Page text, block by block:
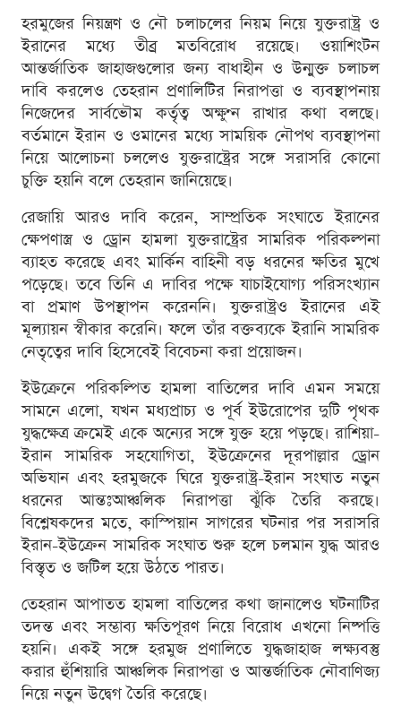
হরমুজের নিয়ন্ত্রণ ও নৌ চলাচলের নিয়ম নিয়ে যুক্তরাষ্ট্র ও
ইরানের মধ্যে তীব্র মতবিরোধ রয়েছে। ওয়াশিংটন
আন্তর্জাতিক জাহাজগুলোর জন্য বাধাহীন ও উন্মুক্ত চলাচল
দাবি করলেও তেহরান প্রণালিটির নিরাপত্তা ও ব্যবস্থাপনায়
নিজেদের সার্বভৌম কর্তৃত্ব অক্ষুণ্ন রাখার কথা বলছে।
বর্তমানে ইরান ও ওমানের মধ্যে সাময়িক নৌপথ ব্যবস্থাপনা
নিয়ে আলোচনা চললেও যুক্তরাষ্ট্রের সঙ্গে সরাসরি কোনো
চুক্তি হয়নি বলে তেহরান জানিয়েছে।
রেজায়ি আরও দাবি করেন, সাম্প্রতিক সংঘাতে ইরানের
ক্ষেপণাস্ত্র ও ড্রোন হামলা যুক্তরাষ্ট্রের সামরিক পরিকল্পনা
ব্যাহত করেছে এবং মার্কিন বাহিনী বড় ধরনের ক্ষতির মুখে
পড়েছে। তবে তিনি এ দাবির পক্ষে যাচাইযোগ্য পরিসংখ্যান
বা প্রমাণ উপস্থাপন করেননি। যুক্তরাষ্ট্রও ইরানের এই
মূল্যায়ন স্বীকার করেনি। ফলে তাঁর বক্তব্যকে ইরানি সামরিক
নেতৃত্বের দাবি হিসেবেই বিবেচনা করা প্রয়োজন।
ইউক্রেনে পরিকল্পিত হামলা বাতিলের দাবি এমন সময়ে
সামনে এলো, যখন মধ্যপ্রাচ্য ও পূর্ব ইউরোপের দুটি পৃথক
যুদ্ধক্ষেত্র ক্রমেই একে অন্যের সঙ্গে যুক্ত হয়ে পড়ছে। রাশিয়া-
ইরান সামরিক সহযোগিতা, ইউক্রেনের দূরপাল্লার ড্রোন
অভিযান এবং হরমুজকে ঘিরে যুক্তরাষ্ট্র-ইরান সংঘাত নতুন
ধরনের আন্তঃআঞ্চলিক নিরাপত্তা ঝুঁকি তৈরি করছে।
বিশ্লেষকদের মতে, কাস্পিয়ান সাগরের ঘটনার পর সরাসরি
ইরান-ইউক্রেন সামরিক সংঘাত শুরু হলে চলমান যুদ্ধ আরও
বিস্তৃত ও জটিল হয়ে উঠতে পারত।
তেহরান আপাতত হামলা বাতিলের কথা জানালেও ঘটনাটির
তদন্ত এবং সম্ভাব্য ক্ষতিপূরণ নিয়ে বিরোধ এখনো নিষ্পত্তি
হয়নি। একই সঙ্গে হরমুজ প্রণালিতে যুদ্ধজাহাজ লক্ষ্যবস্তু
করার হুঁশিয়ারি আঞ্চলিক নিরাপত্তা ও আন্তর্জাতিক নৌবাণিজ্য
নিয়ে নতুন উদ্বেগ তৈরি করেছে।